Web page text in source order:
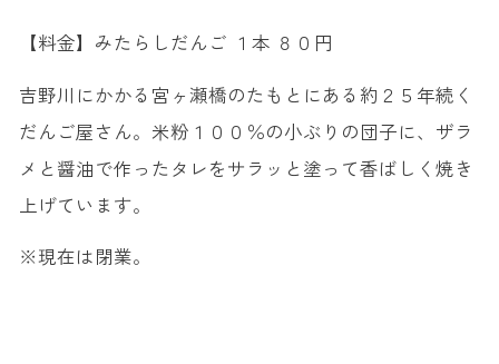
【料金】みたらしだんご １本 ８０円
吉野川にかかる宮ヶ瀬橋のたもとにある約２５年続く
だんご屋さん。米粉１００％の小ぶりの団子に、ザラ
メと醤油で作ったタレをサラッと塗って香ばしく焼き
上げています。
※現在は閉業。